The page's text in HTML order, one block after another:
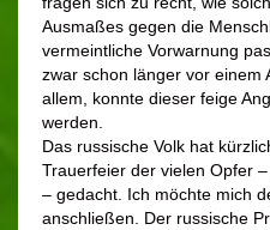
Ausmaßes gegen die
vermeintliche Vorwarnung
zwar schon länger vor einem
allem, konnte dieser feige
werden.
Das russische Volk hat
Trauerfeier der vielen Opfer
– gedacht. Ich möchte mich
anschließen. Der russische